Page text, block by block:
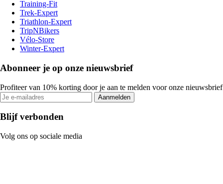
Training-Fit
Trek-Expert
Triathlon-Expert
TripNBikers
Vélo-Store
Winter-Expert
Abonneer je op onze nieuwsbrief
Profiteer van 10% korting door je aan te melden voor onze nieuwsbrief
Aanmelden
Blijf verbonden
Volg ons op sociale media